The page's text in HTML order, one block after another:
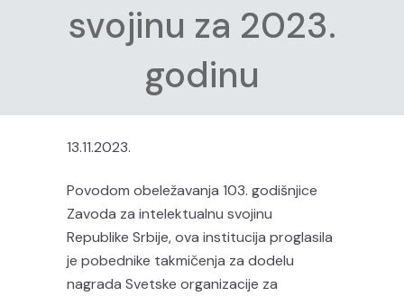
svojinu za 2023.
godinu
13.11.2023.
Povodom obeležavanja 103. godišnjice
Zavoda za intelektualnu svojinu
Republike Srbije, ova institucija proglasila
je pobednike takmičenja za dodelu
nagrada Svetske organizacije za